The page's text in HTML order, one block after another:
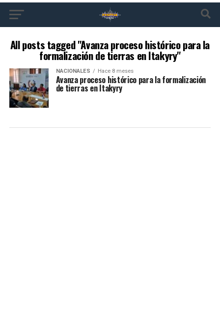
All posts tagged "Avanza proceso histórico para la
formalización de tierras en Itakyry"
NACIONALES Hace 8 meses
Avanza proceso histórico para la formalización
de tierras en Itakyry